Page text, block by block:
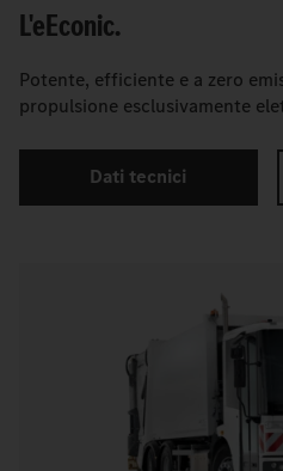
L'eEconic.
Potente, efficiente e a zero
propulsione esclusivamente
Dati tecnici